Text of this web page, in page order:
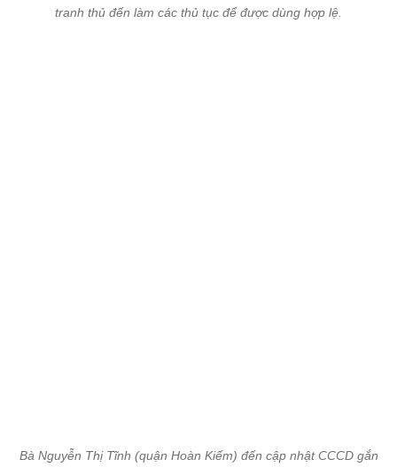
tranh thủ đến làm các thủ tục để được dùng hợp lệ.